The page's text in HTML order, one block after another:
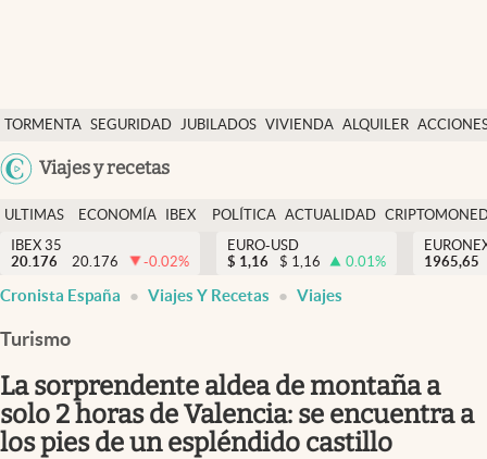
TORMENTA SEGURIDAD JUBILADOS VIVIENDA ALQUILER
USA
Viajes y recetas
Economía y finanzas
Política
Actualidad
Criptomonedas
España
ULTIMAS
NOTICIAS
ECONOMÍA
FINANZAS
IBEX
EURO
POLÍTICA ACTUALIDAD
IBEX 35
20.176
20.176 -0.02%
EURO-USD
$ 1,16 $ 1,16 0.01%
1965,65
Cronista España Viajes Y Recetas Viajes
Turismo
La sorprendente aldea de montaña a
solo 2 horas de Valencia: se encuentra a
los pies de un espléndido castillo